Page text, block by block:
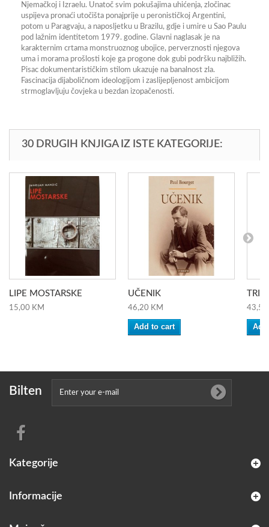
Njemačkoj i Izraelu. Unatoč svim pokušajima uhićenja, zločinac
uspijeva pronaći utočišta ponajprije u peronističkoj Argentini,
potom u Paragvaju, a naposljetku u Brazilu, gdje i umire u Sao Paulu
pod lažnim identitetom 1979. godine. Glavni naglasak je na
karakternim crtama monstruoznog ubojice, perverznosti njegova
uma i morama prošlosti koje ga progone dok gubi podršku najbližih.
Pisac dokumentarističkim stilom ukazuje na banalnost zla.
Fascinacija dijaboličnom ideologijom i zaslijepljenost ambicijom
strmoglavljuju čovjeka u bezdan izopačenosti.
30 DRUGIH KNJIGA IZ ISTE KATEGORIJE:
LIPE MOSTARSKE
15,00 KM
UČENIK
46,20 KM
Add to cart
TRI...
43,50
Bilten
Kategorije
Informacije